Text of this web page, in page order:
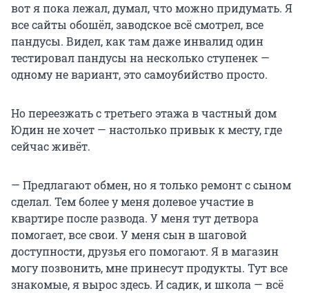
вот я пока лежал, думал, что можно придумать. Я
все сайты обошёл, заводское всё смотрел, все
пандусы. Видел, как там даже инвалид один
тестировал пандусы на несколько ступенек —
одному не вариант, это самоубийство просто.
Но переезжать с третьего этажа в частный дом
Юдин не хочет — настолько привык к месту, где
сейчас живёт.
— Предлагают обмен, но я только ремонт с сыном
сделал. Тем более у меня долевое участие в
квартире после развода. У меня тут детвора
помогает, все свои. У меня сын в шаговой
доступности, друзья его помогают. Я в магазин
могу позвонить, мне принесут продукты. Тут все
знакомые, я вырос здесь. И садик, и школа — всё